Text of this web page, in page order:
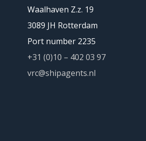
Waalhaven Z.z. 19
3089 JH Rotterdam
Port number 2235
+31 (0)10 – 402 03 97
vrc@shipagents.nl